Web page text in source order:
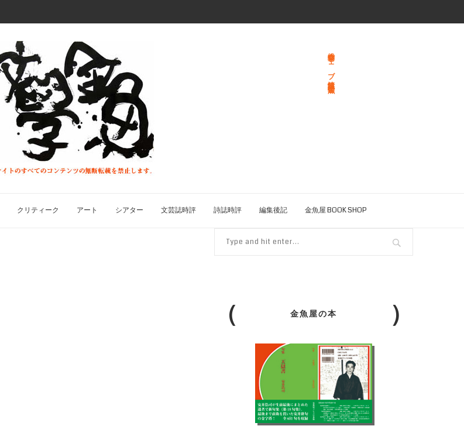
総合文学ウェブ情報誌 文学金魚
クリティーク アート シアター 文芸誌時評 詩誌時評 編集後記 金魚屋 BOOK SHOP
金魚屋の本